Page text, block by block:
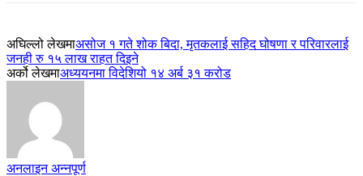
अघिल्लो लेखमाअसोज १ गते शोक बिदा, मृतकलाई सहिद घोषणा र परिवारलाई
जनही रु १५ लाख राहत दिइने
अर्को लेखमाअध्ययनमा विदेशियो १४ अर्ब ३१ करोड
अनलाइन अन्नपूर्ण